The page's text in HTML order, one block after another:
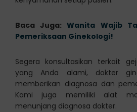
Baca Juga:Wanita Wajib
Pemeriksaan Ginekologi!
Segera konsultasikan terkait
yang Anda alami, dokter
memberikan diagnosa dan
Kami juga memiliki alat
menunjang diagnosa dokter.